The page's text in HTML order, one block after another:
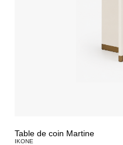
Table de coin Martine
IKONE